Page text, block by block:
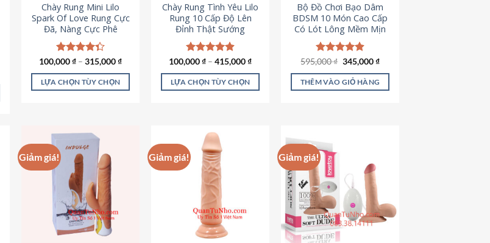
Chày Rung Mini Lilo
Spark Of Love Rung Cực
Đã, Nàng Cực Phê
Được xếp
5 sao
100,000₫ – 315,000₫
LỰA CHỌN TÙY CHỌN
nhiều
thể.
Các
tùy
chọn
Chày Rung Tình Yêu Lilo
Rung 10 Cấp Độ Lên
Đỉnh Thật Sướng
Được xếp
5 sao
100,000₫ – 415,000₫
LỰA CHỌN TÙY CHỌN
có
nhiều
biến
thể.
Các
tùy
chọn
có
Bộ Đồ Chơi Bạo Dâm
BDSM 10 Món Cao Cấp
Có Lót Lông Mềm Mịn
Được xếp
5 sao
595,000₫ Giá
là:
595,000 ₫.
345,000₫Giá
tại
là:
THÊM VÀO GIỎ HÀNG
Giảm giá! Giảm giá! Giảm giá!